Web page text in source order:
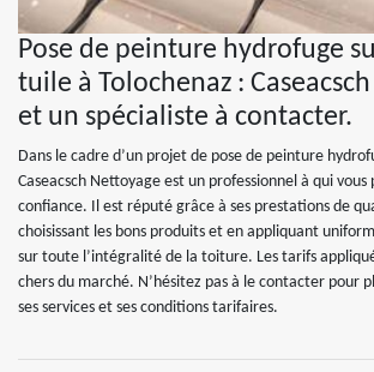
Pose de peinture hydrofuge
tuile à Tolochenaz :
et un spécialiste à contacter.
Dans le cadre d’un projet de pose de peinture
Caseacsch Nettoyage est un professionnel à qui vous
confiance. Il est réputé grâce à ses prestations de
choisissant les bons produits et en appliquant
sur toute l’intégralité de la toiture. Les tarifs
chers du marché. N’hésitez pas à le contacter pour
ses services et ses conditions tarifaires.